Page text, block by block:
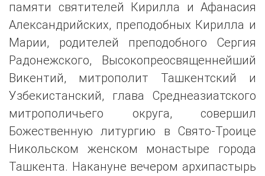
памяти святителей Кирилла и Афанасия
Александрийских, преподобных Кирилла и
Марии, родителей преподобного Сергия
Радонежского, Высокопреосвященнейший
Викентий, митрополит Ташкентский и
Узбекистанский, глава Среднеазиатского
митрополичьего округа, совершил
Божественную литургию в Свято-Троице
Никольском женском монастыре города
Ташкента. Накануне вечером архипастырь